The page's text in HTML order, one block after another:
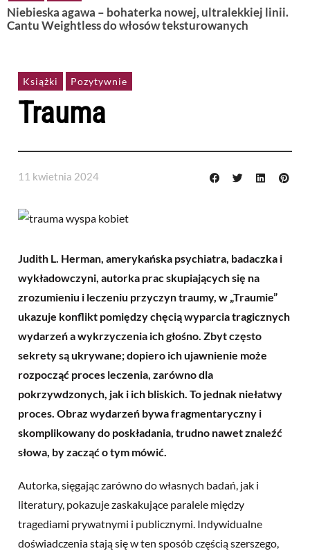
Niebieska agawa – bohaterka nowej, ultralekkiej linii.
Cantu Weightless do włosów teksturowanych
Książki Pozytywnie
Trauma
11 kwietnia 2024
Judith L. Herman, amerykańska psychiatra, badaczka i
wykładowczyni, autorka prac skupiających się na
zrozumieniu i leczeniu przyczyn traumy, w „Traumie”
ukazuje konflikt pomiędzy chęcią wyparcia tragicznych
wydarzeń a wykrzyczenia ich głośno. Zbyt często
sekrety są ukrywane; dopiero ich ujawnienie może
rozpocząć proces leczenia, zarówno dla
pokrzywdzonych, jak i ich bliskich. To jednak niełatwy
proces. Obraz wydarzeń bywa fragmentaryczny i
skomplikowany do poskładania, trudno nawet znaleźć
słowa, by zacząć o tym mówić.
Autorka, sięgając zarówno do własnych badań, jak i
literatury, pokazuje zaskakujące paralele między
tragediami prywatnymi i publicznymi. Indywidualne
doświadczenia stają się w ten sposób częścią szerszego,